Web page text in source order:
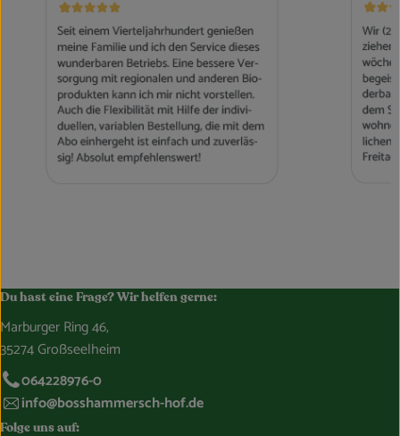
Du hast eine Frage? Wir helfen gerne:
Marburger Ring 46,
35274 Großseelheim
064228976-0
info@bosshammersch-hof.de
Folge uns auf: